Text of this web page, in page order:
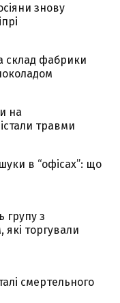
знову
склад фабрики
на
травми
в “офісах”: що
групу з
торгували
смертельного